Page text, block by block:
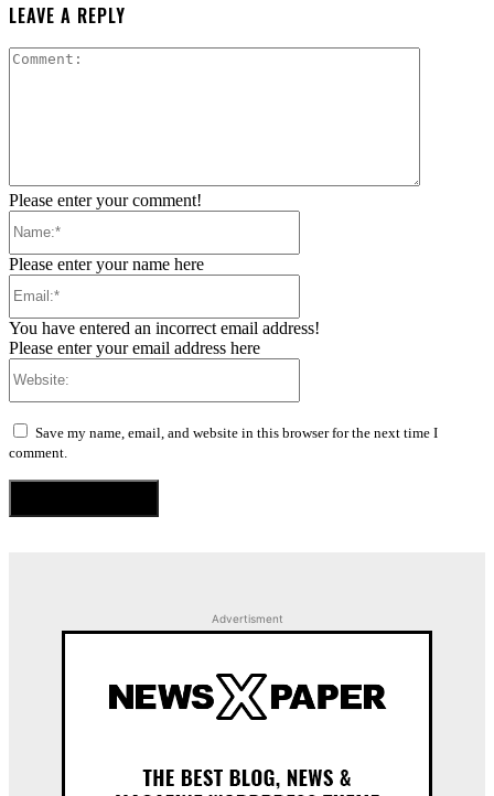
LEAVE A REPLY
Please enter your comment!
Please enter your name here
You have entered an incorrect email address!
Please enter your email address here
Save my name, email, and website in this browser for the next time I
comment.
Advertisment